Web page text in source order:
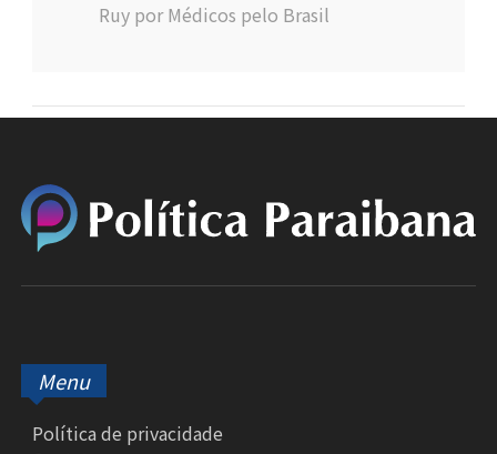
Ruy por Médicos pelo Brasil
Menu
Política de privacidade